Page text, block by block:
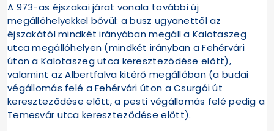
A 973-as éjszakai járat vonala további új
megállóhelyekkel bővül: a busz ugyanettől az
éjszakától mindkét irányában megáll a Kalotaszeg
utca megállóhelyen (mindkét irányban a Fehérvári
úton a Kalotaszeg utca kereszteződése előtt),
valamint az Albertfalva kitérő megállóban (a budai
végállomás felé a Fehérvári úton a Csurgói út
kereszteződése előtt, a pesti végállomás felé pedig a
Temesvár utca kereszteződése előtt).